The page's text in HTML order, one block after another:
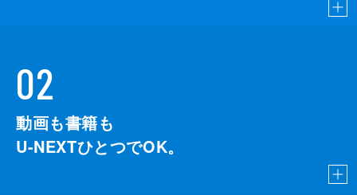
02
動画も書籍も
U-NEXTひとつでOK。